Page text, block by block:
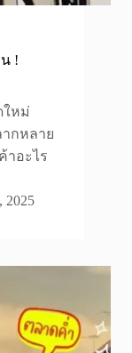
!
ใหม่
กหลาย
าอะไร